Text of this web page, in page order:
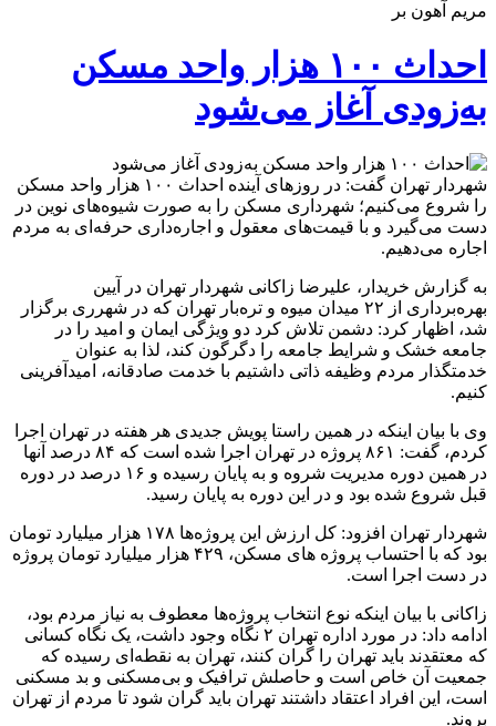
مریم آهون بر
احداث ۱۰۰ هزار واحد مسکن
به‌زودی آغاز می‌شود
شهردار تهران گفت: در روزهای آینده احداث ۱۰۰ هزار واحد مسکن
را شروع می‌کنیم؛ شهرداری مسکن را به صورت شیوه‌های نوین در
دست می‌گیرد و با قیمت‌های معقول و اجاره‌داری حرفه‌ای به مردم
اجاره می‌دهیم.
به گزارش خریدار، علیرضا زاکانی شهردار تهران در آیین
بهره‌برداری از ۲۲ میدان میوه و تره‌بار تهران که در شهرری برگزار
شد، اظهار کرد: دشمن تلاش کرد دو ویژگی ایمان و امید را در
جامعه خشک و شرایط جامعه را دگرگون کند، لذا به عنوان
خدمتگذار مردم وظیفه ذاتی داشتیم با خدمت صادقانه، امیدآفرینی
کنیم.
وی با بیان اینکه در همین راستا پویش جدیدی هر هفته در تهران اجرا
کردم، گفت: ۸۶۱ پروژه در تهران اجرا شده است که ۸۴ درصد آنها
در همین دوره مدیریت شروه و به پایان رسیده و ۱۶ درصد در دوره
قبل شروع شده بود و در این دوره به پایان رسید.
شهردار تهران افزود: کل ارزش این پروژه‌ها ۱۷۸ هزار میلیارد تومان
بود که با احتساب پروژه های مسکن، ۴۲۹ هزار میلیارد تومان پروژه
در دست اجرا است.
زاکانی با بیان اینکه نوع انتخاب پروژه‌ها معطوف به نیاز مردم بود،
ادامه داد: در مورد اداره تهران ۲ نگاه وجود داشت، یک نگاه کسانی
که معتقدند باید تهران را گران کنند، تهران به نقطه‌ای رسیده که
جمعیت آن خاص است و حاصلش ترافیک و بی‌مسکنی و بد مسکنی
است، این افراد اعتقاد داشتند تهران باید گران شود تا مردم از تهران
بروند.